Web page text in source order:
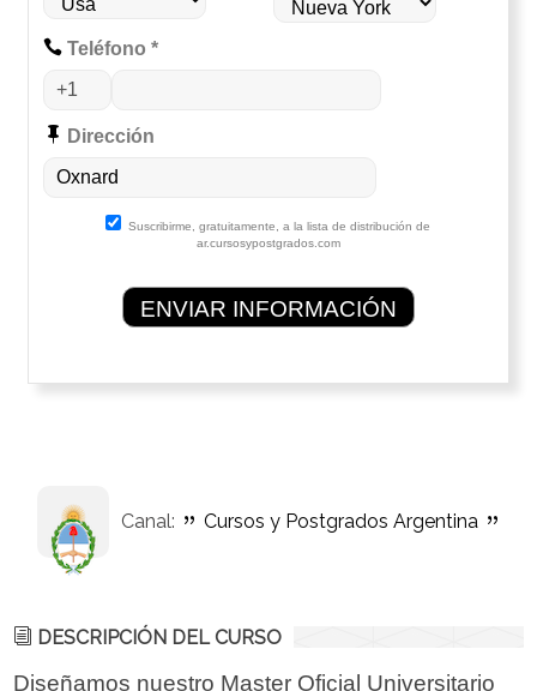
Teléfono *
Dirección
Suscribirme, gratuitamente, a la lista de distribución de
ar.cursosypostgrados.com
Canal: Cursos y Postgrados Argentina
DESCRIPCIÓN DEL CURSO
Diseñamos nuestro Master Oficial Universitario